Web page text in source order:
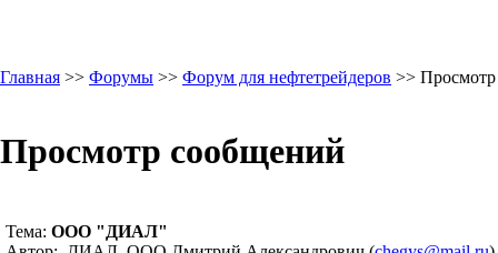
Главная >> Форумы >> Форум для нефтетрейдеров >>
Просмотр сообщений
Тема: ООО "ДИАЛ"